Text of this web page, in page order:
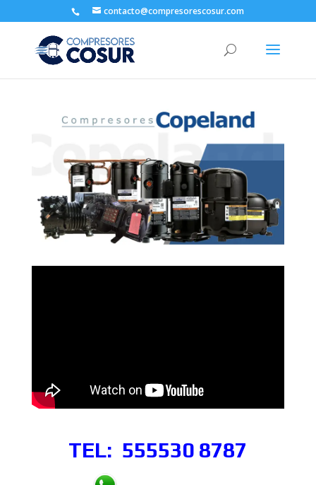
contacto@compresorescosur.com
TEL: 555530 8787